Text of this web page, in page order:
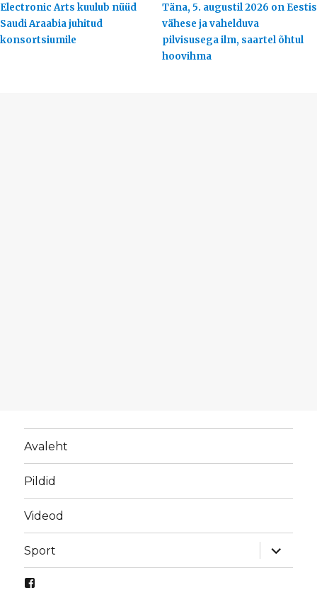
Electronic Arts kuulub nüüd
Saudi Araabia juhitud
konsortsiumile
Täna, 5. augustil 2026 on Eestis
vähese ja vahelduva
pilvisusega ilm, saartel õhtul
hoovihma
Avaleht
Pildid
Videod
Sport
laienda